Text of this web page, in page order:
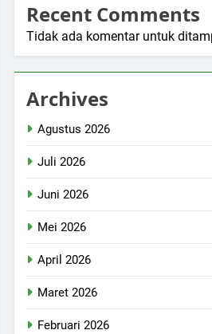
Recent Comments
Tidak ada komentar untuk
Archives
Agustus 2026
Juli 2026
Juni 2026
Mei 2026
April 2026
Maret 2026
Februari 2026